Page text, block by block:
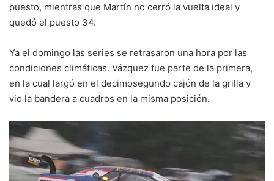
puesto, mientras que Martín no cerró la vuelta ideal y
quedó el puesto 34.
Ya el domingo las series se retrasaron una hora por las
condiciones climáticas. Vázquez fue parte de la primera,
en la cual largó en el decimosegundo cajón de la grilla y
vio la bandera a cuadros en la misma posición.